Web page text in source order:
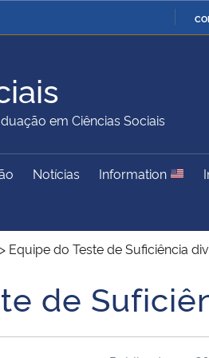
Justiça e
Ministério da Defesa
Educação
Turismo
em Ciências Sociais
Notícias Information
> Equipe do Teste de Suficiência
de